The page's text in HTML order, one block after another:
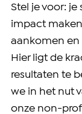
Stel je voor:
impact
aankomen en
Hier ligt de
resultaten te
we in het nut
onze non-